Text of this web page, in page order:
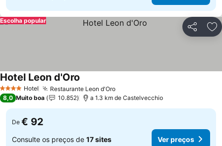
Partilhar
Escolha popular
4 EstrelasHotel Restaurante Leon d'Oro
Hotel Leon d'Oro
8,0 Muito boa 10.852 a 1.3 km de Castelvecchio
De € 92
Consulte os preços de 17 sites Ver preços